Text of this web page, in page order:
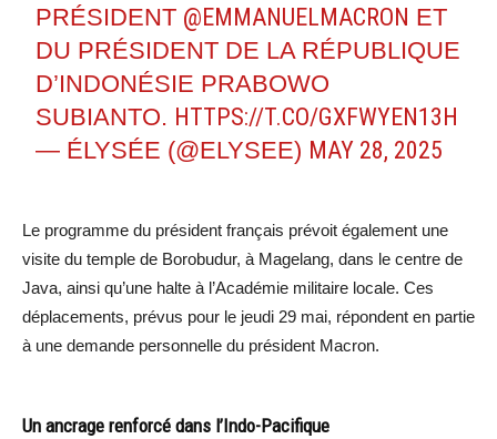
PRÉSIDENT @EMMANUELMACRON ET
DU PRÉSIDENT DE LA RÉPUBLIQUE
D’INDONÉSIE PRABOWO
SUBIANTO. HTTPS://T.CO/GXFWYEN13H
— ÉLYSÉE (@ELYSEE) MAY 28, 2025
Le programme du président français prévoit également une
visite du temple de Borobudur, à Magelang, dans le centre de
Java, ainsi qu’une halte à l’Académie militaire locale. Ces
déplacements, prévus pour le jeudi 29 mai, répondent en partie
à une demande personnelle du président Macron.
Un ancrage renforcé dans l’Indo-Pacifique